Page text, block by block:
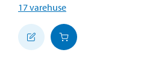
17varehuse